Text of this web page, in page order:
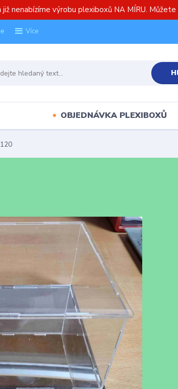
již nenabízíme výrobu plexiboxů NA MÍRU.
Více
OBJEDNÁVKA PLEXIBOXŮ